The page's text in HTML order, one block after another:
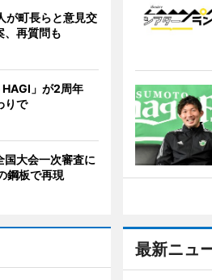
最新ニュ
が町長らと意見交
再質問も
」が2周年
りで
国大会一次審査に
鋼板で再現